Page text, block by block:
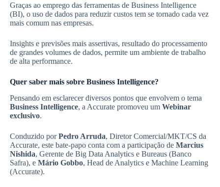
Graças ao emprego das ferramentas de Business Intelligence
(BI), o uso de dados para reduzir custos tem se tornado cada vez
mais comum nas empresas.
Insights e previsões mais assertivas, resultado do processamento
de grandes volumes de dados, permite um ambiente de trabalho
de alta performance.
Quer saber mais sobre Business Intelligence?
Pensando em esclarecer diversos pontos que envolvem o tema
Business Intelligence, a Accurate promoveu um Webinar
exclusivo.
Conduzido porPedro Arruda, Diretor Comercial/MKT/CS da
Accurate, este bate-papo conta com a participação de Marcius
Nishida, Gerente de Big Data Analytics e Bureaus (Banco
Safra), e Mário Gobbo, Head de Analytics e Machine Learning
(Accurate).